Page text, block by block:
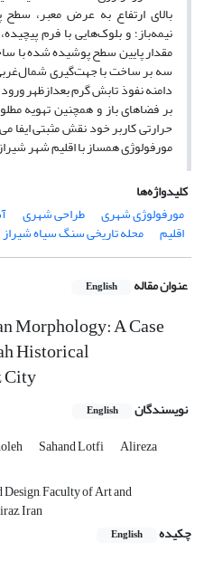
بالای ارتفاع به عرض معبر،
نیمه‌باز؛ و بلوک‌هایی با فرم
مقدار پایین سطح پوشیده شده با
سه بر ساخت با جهت‌گیری
دامنه نفوذ تابش گرم بعدازظهر
بر فضاهای باز و همچنین تهویه
حرارتی کاربر خود نقش مثبتی ایفا
مورفولوژی همساز با اقلیم شهر
کلیدواژه‌ها
مورفولوژی شهری
طراحی شهری
اقلیم محله تاریخی سنگ سیاه شیراز
عنوان مقاله English
Morphology: A Case
Historical
City
نویسندگان English
Sahand Lotfi Alireza
Faculty of Art and
Iran
چکیده
English